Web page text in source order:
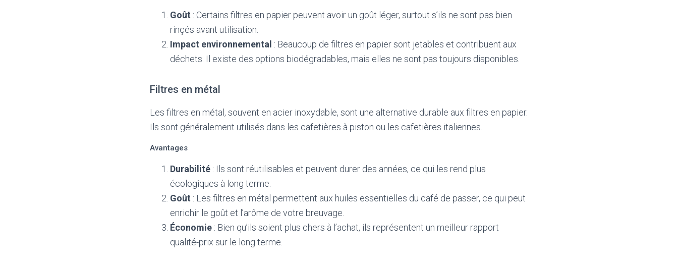
Goût : Certains filtres en papier peuvent avoir un goût léger, surtout s’ils ne sont pas bien
rinçés avant utilisation.
Impact environnemental : Beaucoup de filtres en papier sont jetables et contribuent aux
déchets. Il existe des options biodégradables, mais elles ne sont pas toujours disponibles.
Filtres en métal
Les filtres en métal, souvent en acier inoxydable, sont une alternative durable aux filtres en papier.
Ils sont généralement utilisés dans les cafetières à piston ou les cafetières italiennes.
Avantages
Durabilité : Ils sont réutilisables et peuvent durer des années, ce qui les rend plus
écologiques à long terme.
Goût : Les filtres en métal permettent aux huiles essentielles du café de passer, ce qui peut
enrichir le goût et l’arôme de votre breuvage.
Économie : Bien qu’ils soient plus chers à l’achat, ils représentent un meilleur rapport
qualité-prix sur le long terme.